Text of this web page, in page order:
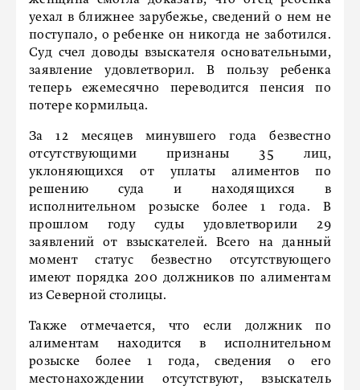
уехал в ближнее зарубежье, сведений о нем не
поступало, о ребенке он никогда не заботился.
Суд счел доводы взыскателя основательными,
заявление удовлетворил. В пользу ребенка
теперь ежемесячно переводится пенсия по
потере кормильца.
За 12 месяцев минувшего года безвестно
отсутствующими признаны 35 лиц,
уклоняющихся от уплаты алиментов по
решению суда и находящихся в
исполнительном розыске более 1 года. В
прошлом году суды удовлетворили 29
заявлений от взыскателей. Всего на данный
момент статус безвестно отсутствующего
имеют порядка 200 должников по алиментам
из Северной столицы.
Также отмечается, что если должник по
алиментам находится в исполнительном
розыске более 1 года, сведения о его
местонахождении отсутствуют, взыскатель